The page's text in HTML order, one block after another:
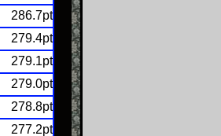
286.7pt
279.4pt
279.1pt
279.0pt
278.8pt
277.2pt